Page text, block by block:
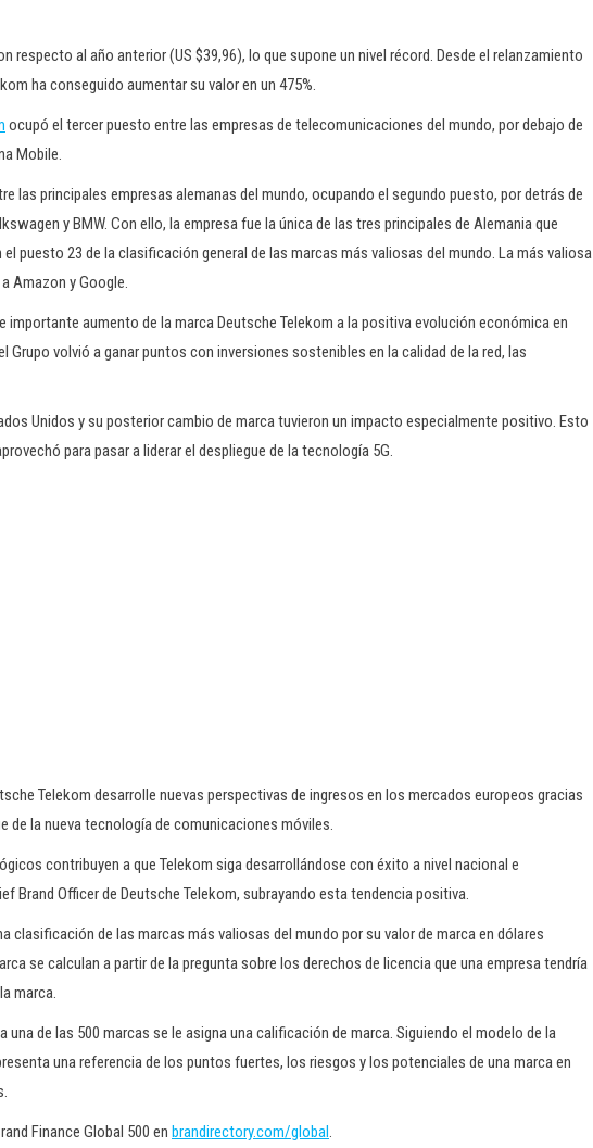
respecto al año anterior (US $39,96), lo que supone un nivel récord. Desde el relanzamiento
ha conseguido aumentar su valor en un 475%.
ocupó el tercer puesto entre las empresas de telecomunicaciones del mundo, por debajo de
Mobile.
las principales empresas alemanas del mundo, ocupando el segundo puesto, por detrás de
y BMW. Con ello, la empresa fue la única de las tres principales de Alemania que
puesto 23 de la clasificación general de las marcas más valiosas del mundo. La más valiosa
Amazon y Google.
aumento de la marca Deutsche Telekom a la positiva evolución económica en
Grupo volvió a ganar puntos con inversiones sostenibles en la calidad de la red, las
Unidos y su posterior cambio de marca tuvieron un impacto especialmente positivo. Esto
para pasar a liderar el despliegue de la tecnología 5G.
Telekom desarrolle nuevas perspectivas de ingresos en los mercados europeos gracias
de la nueva tecnología de comunicaciones móviles.
contribuyen a que Telekom siga desarrollándose con éxito a nivel nacional e
Brand Officer de Deutsche Telekom, subrayando esta tendencia positiva.
clasificación de las marcas más valiosas del mundo por su valor de marca en dólares
se calculan a partir de la pregunta sobre los derechos de licencia que una empresa tendría
marca.
una de las 500 marcas se le asigna una calificación de marca. Siguiendo el modelo de la
una referencia de los puntos fuertes, los riesgos y los potenciales de una marca en
Finance Global 500 en brandirectory.com/global.